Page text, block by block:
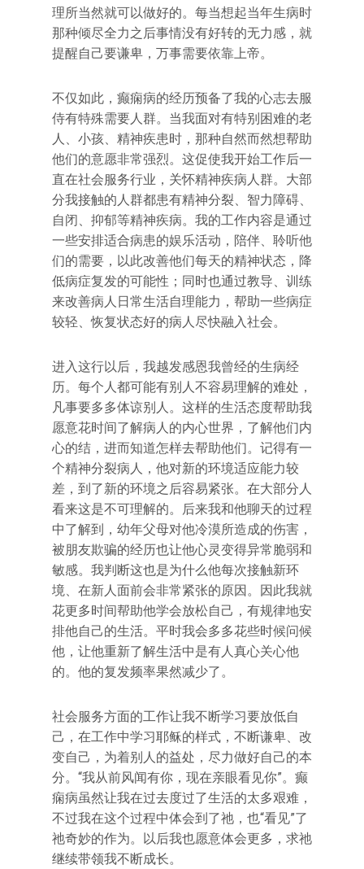
理所当然就可以做好的。每当想起当年生病时
那种倾尽全力之后事情没有好转的无力感，就
提醒自己要谦卑，万事需要依靠上帝。
不仅如此，癫痫病的经历预备了我的心志去服
侍有特殊需要人群。当我面对有特别困难的老
人、小孩、精神疾患时，那种自然而然想帮助
他们的意愿非常强烈。这促使我开始工作后一
直在社会服务行业，关怀精神疾病人群。大部
分我接触的人群都患有精神分裂、智力障碍、
自闭、抑郁等精神疾病。我的工作内容是通过
一些安排适合病患的娱乐活动，陪伴、聆听他
们的需要，以此改善他们每天的精神状态，降
低病症复发的可能性；同时也通过教导、训练
来改善病人日常生活自理能力，帮助一些病症
较轻、恢复状态好的病人尽快融入社会。
进入这行以后，我越发感恩我曾经的生病经
历。每个人都可能有别人不容易理解的难处，
凡事要多多体谅别人。这样的生活态度帮助我
愿意花时间了解病人的内心世界，了解他们内
心的结，进而知道怎样去帮助他们。记得有一
个精神分裂病人，他对新的环境适应能力较
差，到了新的环境之后容易紧张。在大部分人
看来这是不可理解的。后来我和他聊天的过程
中了解到，幼年父母对他冷漠所造成的伤害，
被朋友欺骗的经历也让他心灵变得异常脆弱和
敏感。我判断这也是为什么他每次接触新环
境、在新人面前会非常紧张的原因。因此我就
花更多时间帮助他学会放松自己，有规律地安
排他自己的生活。平时我会多多花些时候问候
他，让他重新了解生活中是有人真心关心他
的。他的复发频率果然减少了。
社会服务方面的工作让我不断学习要放低自
己，在工作中学习耶稣的样式，不断谦卑、改
变自己，为着别人的益处，尽力做好自己的本
分。“我从前风闻有你，现在亲眼看见你”。癫
痫病虽然让我在过去度过了生活的太多艰难，
不过我在这个过程中体会到了祂，也“看见”了
祂奇妙的作为。以后我也愿意体会更多，求祂
继续带领我不断成长。